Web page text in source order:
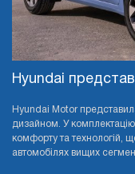
Hyundai
Hyundai Motor
дизайном. У
комфорту та технологій,
автомобілях вищих